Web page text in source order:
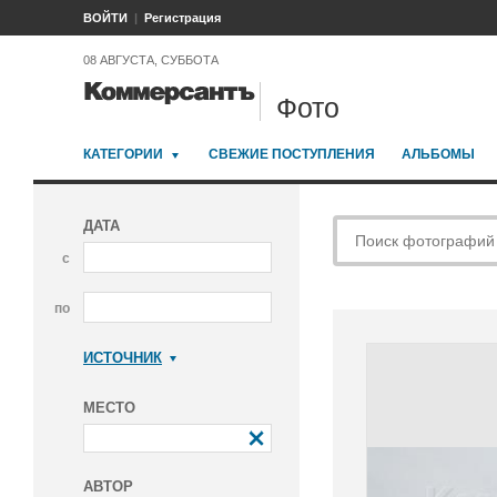
ВОЙТИ Регистрация
08 АВГУСТА, СУББОТА
Фото
КАТЕГОРИИ СВЕЖИЕ ПОСТУПЛЕНИЯ АЛЬБОМЫ
ДАТА
с
по
ИСТОЧНИК
МЕСТО
АВТОР